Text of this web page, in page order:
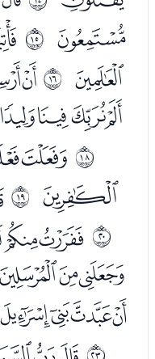
ﯫ ﰎ
ﯳ ﰏ
ﰑ
ﰌ ﰒ
ﰓ
ﭠﭡﭢ
ﭨﭩﭪﭫ